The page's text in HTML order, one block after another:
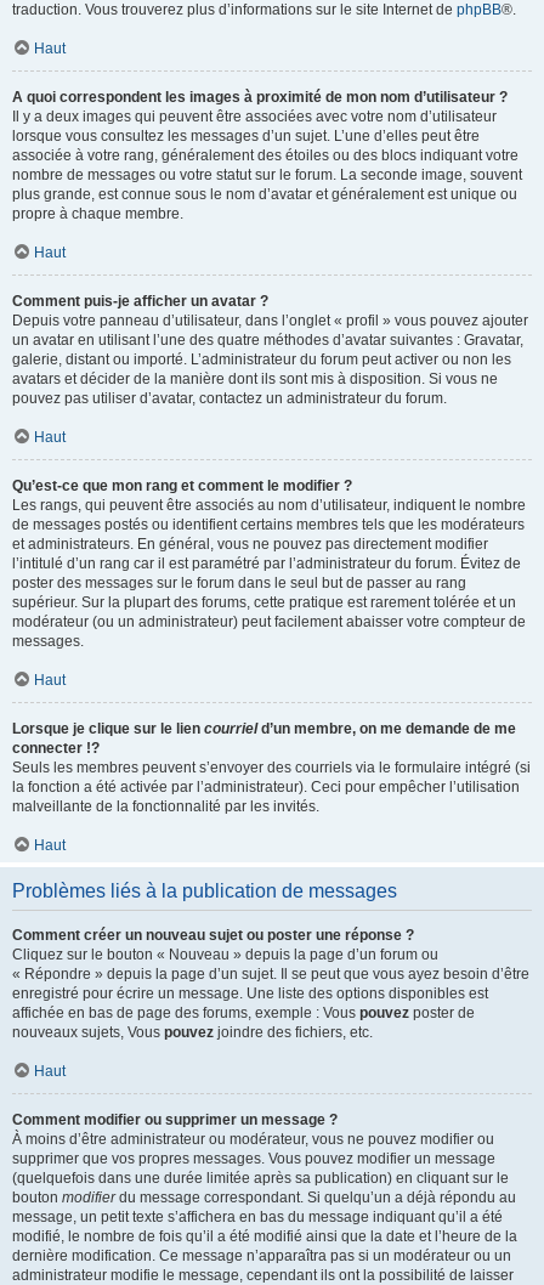
traduction. Vous trouverez plus d’informations sur le site Internet de phpBB®.
Haut
A quoi correspondent les images à proximité de mon nom d’utilisateur ?
Il y a deux images qui peuvent être associées avec votre nom d’utilisateur
lorsque vous consultez les messages d’un sujet. L’une d’elles peut être
associée à votre rang, généralement des étoiles ou des blocs indiquant votre
nombre de messages ou votre statut sur le forum. La seconde image, souvent
plus grande, est connue sous le nom d’avatar et généralement est unique ou
propre à chaque membre.
Haut
Comment puis-je afficher un avatar ?
Depuis votre panneau d’utilisateur, dans l’onglet « profil » vous pouvez ajouter
un avatar en utilisant l’une des quatre méthodes d’avatar suivantes : Gravatar,
galerie, distant ou importé. L’administrateur du forum peut activer ou non les
avatars et décider de la manière dont ils sont mis à disposition. Si vous ne
pouvez pas utiliser d’avatar, contactez un administrateur du forum.
Haut
Qu’est-ce que mon rang et comment le modifier ?
Les rangs, qui peuvent être associés au nom d’utilisateur, indiquent le nombre
de messages postés ou identifient certains membres tels que les modérateurs
et administrateurs. En général, vous ne pouvez pas directement modifier
l’intitulé d’un rang car il est paramétré par l’administrateur du forum. Évitez de
poster des messages sur le forum dans le seul but de passer au rang
supérieur. Sur la plupart des forums, cette pratique est rarement tolérée et un
modérateur (ou un administrateur) peut facilement abaisser votre compteur de
messages.
Haut
Lorsque je clique sur le lien courrield’un membre, on me demande de me
connecter !?
Seuls les membres peuvent s’envoyer des courriels via le formulaire intégré (si
la fonction a été activée par l’administrateur). Ceci pour empêcher l’utilisation
malveillante de la fonctionnalité par les invités.
Haut
Problèmes liés à la publication de messages
Comment créer un nouveau sujet ou poster une réponse ?
Cliquez sur le bouton « Nouveau » depuis la page d’un forum ou
« Répondre » depuis la page d’un sujet. Il se peut que vous ayez besoin d’être
enregistré pour écrire un message. Une liste des options disponibles est
affichée en bas de page des forums, exemple : Vous pouvez poster de
nouveaux sujets, Vous pouvez joindre des fichiers, etc.
Haut
Comment modifier ou supprimer un message ?
À moins d’être administrateur ou modérateur, vous ne pouvez modifier ou
supprimer que vos propres messages. Vous pouvez modifier un message
(quelquefois dans une durée limitée après sa publication) en cliquant sur le
bouton modifierdu message correspondant. Si quelqu’un a déjà répondu au
message, un petit texte s’affichera en bas du message indiquant qu’il a été
modifié, le nombre de fois qu’il a été modifié ainsi que la date et l’heure de la
dernière modification. Ce message n’apparaîtra pas si un modérateur ou un
administrateur modifie le message, cependant ils ont la possibilité de laisser